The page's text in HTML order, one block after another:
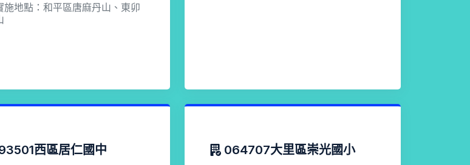
施地點：和平區唐麻丹山、東卯
西區居仁國中 064707大里區崇光國小